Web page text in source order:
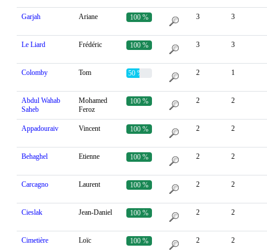
Garjah Ariane 100 % 3 3
Le Liard Frédéric 100 % 3 3
Colomby Tom 50 % 2 1
Abdul Wahab
Saheb
Mohamed
Feroz
100 % 2 2
Appadouraiv Vincent 100 % 2 2
Behaghel Etienne 100 % 2 2
Carcagno Laurent 100 % 2 2
Cieslak Jean-Daniel 100 % 2 2
Cimetière Loïc 100 % 2 2